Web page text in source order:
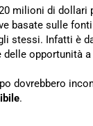
milioni di dollari
basate sulle
stessi. Infatti è
delle opportunità
dovrebbero
.